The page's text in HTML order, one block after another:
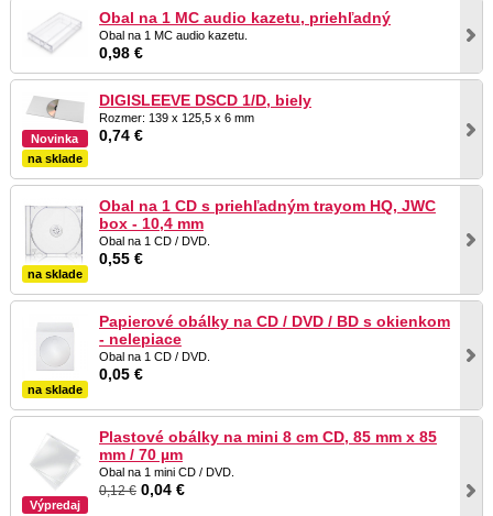
Obal na 1 MC audio kazetu, priehľadný
Obal na 1 MC audio kazetu.
0,98 €
Novinka
na sklade
DIGISLEEVE DSCD 1/D, biely
Rozmer: 139 x 125,5 x 6 mm
0,74 €
na sklade
Obal na 1 CD s priehľadným trayom HQ, JWC
box - 10,4 mm
Obal na 1 CD / DVD.
0,55 €
na sklade
Papierové obálky na CD / DVD / BD s okienkom
- nelepiace
Obal na 1 CD / DVD.
0,05 €
Výpredaj
Plastové obálky na mini 8 cm CD, 85 mm x 85
mm / 70 µm
Obal na 1 mini CD / DVD.
0,12 €0,04 €